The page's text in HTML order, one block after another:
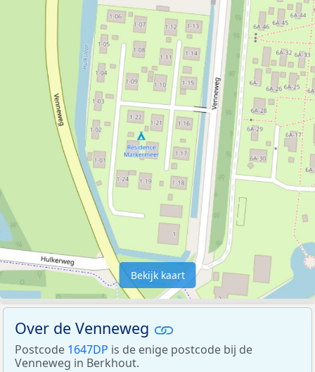
Bekijk kaart
Over de Venneweg
Postcode 1647DP is de enige postcode bij de
Venneweg in Berkhout.